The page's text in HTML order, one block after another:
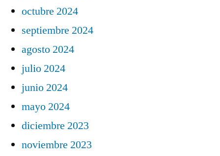
octubre 2024
septiembre 2024
agosto 2024
julio 2024
junio 2024
mayo 2024
diciembre 2023
noviembre 2023